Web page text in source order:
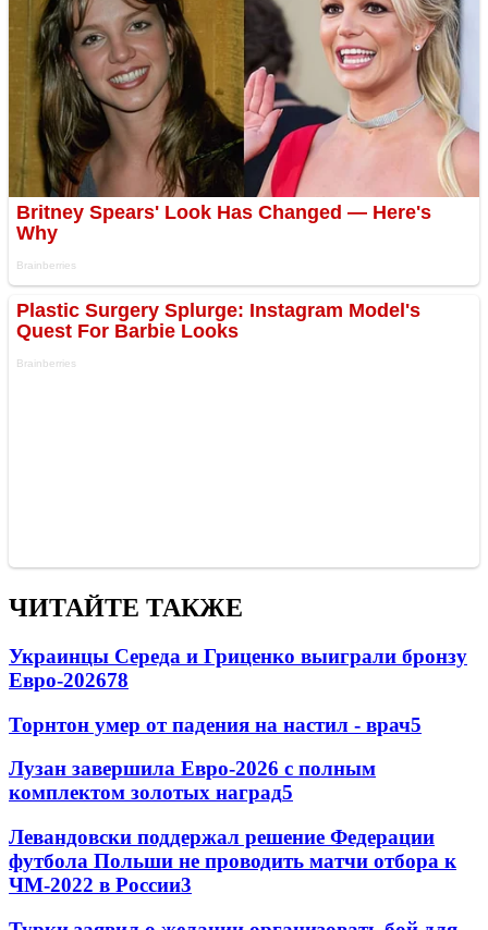
ЧИТАЙТЕ ТАКЖЕ
Украинцы Середа и Гриценко выиграли бронзу
Евро-202678
Торнтон умер от падения на настил - врач5
Лузан завершила Евро-2026 с полным
комплектом золотых наград5
Левандовски поддержал решение Федерации
футбола Польши не проводить матчи отбора к
ЧМ-2022 в России3